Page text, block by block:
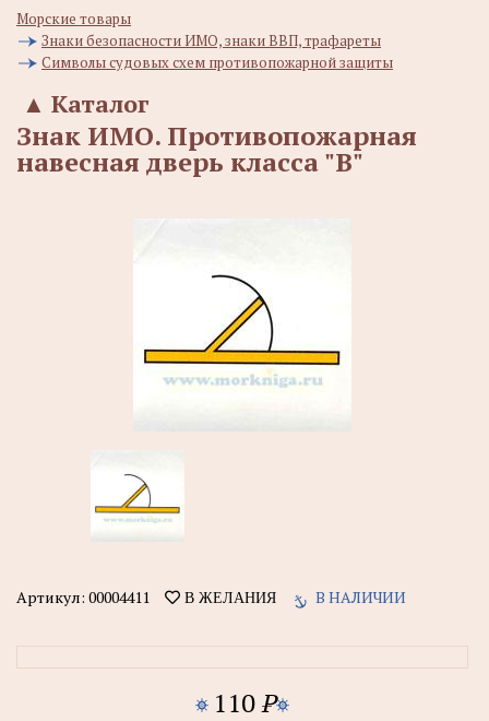
Морские товары
Знаки безопасности ИМО, знаки ВВП, трафареты
Символы судовых схем противопожарной защиты
Каталог
▲
Знак ИМО. Противопожарная
навесная дверь класса "В"
Артикул: 00004411 В ЖЕЛАНИЯ В НАЛИЧИИ
110P